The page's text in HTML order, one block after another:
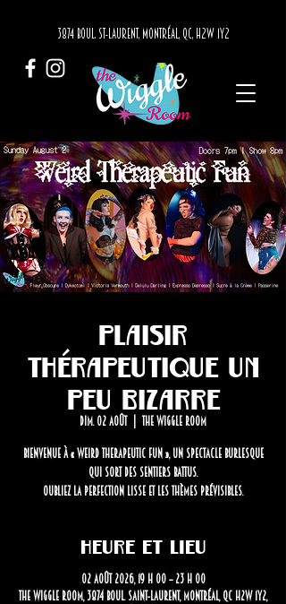
3874 BOUL. ST-LAURENT, MONTRÉAL, QC, H2W 1Y2
Plaisir
thérapeutique un
peu bizarre
dim. 02 août
  |
The Wiggle Room
Bienvenue à « Weird Therapeutic Fun », un spectacle burlesque
qui sort des sentiers battus.
Oubliez la perfection lisse et les thèmes prévisibles.
Heure et lieu
02 août 2026, 19 h 00 – 23 h 00
The Wiggle Room, 3874 Boul. Saint-Laurent, Montréal, QC H2W 1Y2,